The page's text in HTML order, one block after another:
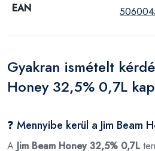
EAN
Gyakran ismételt
Honey 32,5% 0,7L
❓ Mennyibe kerül a Jim Beam
A Jim Beam Honey 32,5% 0,7L